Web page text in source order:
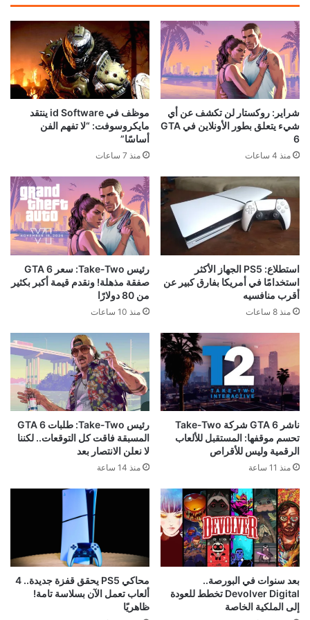
شراير: روكستار لن تكشف عن أي
شيء يتعلق بطور الأونلاين في GTA
6
منذ 4 ساعات
موظف في id Software ينتقد
مايكروسوفت: “لا تفهم الفن
أساسًا”
منذ 7 ساعات
استطلاع: PS5 الجهاز الأكثر
استخدامًا في أمريكا بفارق كبير عن
أقرب منافسيه
منذ 8 ساعات
رئيس Take-Two: سعر GTA 6
صفقة مذهلة! ونقدم قيمة أكبر بكثير
من 80 دولارًا
منذ 10 ساعات
ناشر GTA 6 شركة Take-Two
تحسم موقفها: المستقبل للألعاب
الرقمية وليس للأقراص
منذ 11 ساعة
رئيس Take-Two: طلبات GTA 6
المسبقة فاقت كل التوقعات.. لكننا
لا نعلن الانتصار بعد
منذ 14 ساعة
بعد سنوات في البورصة..
Devolver Digital تخطط للعودة
إلى الملكية الخاصة
محاكي PS5 يحقق قفزة جديدة.. 4
ألعاب تعمل الآن بسلاسة تامة!
ظاهريًا